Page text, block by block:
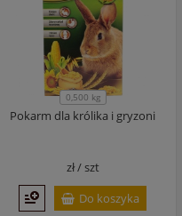
0,500 kg
Pokarm dla królika i gryzoni
zł /szt
Do koszyka